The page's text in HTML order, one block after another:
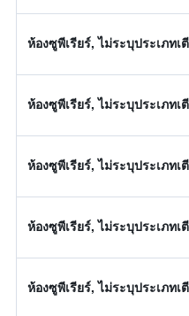
ห้องซูพีเรียร์, ไม่ระบุประเภทเ
ห้องซูพีเรียร์, ไม่ระบุประเภทเ
ห้องซูพีเรียร์, ไม่ระบุประเภทเ
ห้องซูพีเรียร์, ไม่ระบุประเภทเ
ห้องซูพีเรียร์, ไม่ระบุประเภทเ